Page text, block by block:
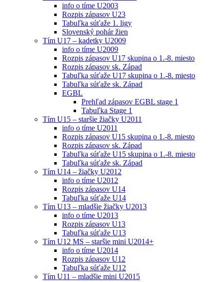
info o tíme U2003
Rozpis zápasov U23
Tabuľka súťaže 1. ligy
Slovenský pohár žien
Tím U17 – kadetky U2009
info o tíme U2009
Rozpis zápasov U17 skupina o 1.-8. miesto
Rozpis zápasov sk. Západ
Tabuľka súťaže U17 skupina o 1.-8. miesto
Tabuľka súťaže sk. Západ
EGBL
Prehľad zápasov EGBL stage 1
Tabuľka Stage 1
Tím U15 – staršie žiačky U2011
info o tíme U2011
Rozpis zápasov U15 skupina o 1.-8. miesto
Rozpis zápasov sk. Západ
Tabuľka súťaže U15 skupina o 1.-8. miesto
Tabuľka súťaže sk. Západ
Tím U14 – žiačky U2012
info o tíme U2012
Rozpis zápasov U14
Tabuľka súťaže U14
Tím U13 – mladšie žiačky U2013
info o tíme U2013
Rozpis zápasov U13
Tabuľka súťaže U13
Tím U12 MS – staršie mini U2014+
info o tíme U2014
Rozpis zápasov U12
Tabuľka súťaže U12
Tím U11 – mladšie mini U2015